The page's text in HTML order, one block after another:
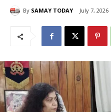
By SAMAY TODAY July 7, 2026